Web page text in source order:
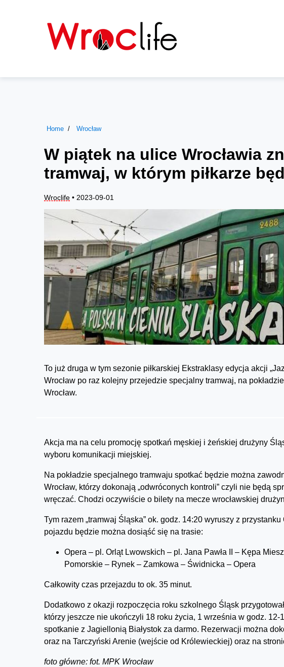
Home Wrocław
W piątek na ulice Wrocławia
tramwaj, w którym piłkarze
Wroclife • 2023-09-01
To już druga w tym sezonie piłkarskiej Ekstraklasy edycja akcji
Wrocław po raz kolejny przejedzie specjalny tramwaj, na
Wrocław.
Akcja ma na celu promocję spotkań męskiej i żeńskiej drużyny
wyboru komunikacji miejskiej.
Na pokładzie specjalnego tramwaju spotkać będzie można
Wrocław, którzy dokonają „odwróconych kontroli” czyli nie będą
wręczać. Chodzi oczywiście o bilety na mecze wrocławskiej
Tym razem „tramwaj Śląska” ok. godz. 14:20 wyruszy z
pojazdu będzie można dosiąść się na trasie:
Opera – pl. Orląt Lwowskich – pl. Jana Pawła II – Kępa
Pomorskie – Rynek – Zamkowa – Świdnicka – Opera
Całkowity czas przejazdu to ok. 35 minut.
Dodatkowo z okazji rozpoczęcia roku szkolnego Śląsk
którzy jeszcze nie ukończyli 18 roku życia, 1 września w godz.
spotkanie z Jagiellonią Białystok za darmo. Rezerwacji można
oraz na Tarczyński Arenie (wejście od Królewieckiej) oraz na
foto główne: fot. MPK Wrocław